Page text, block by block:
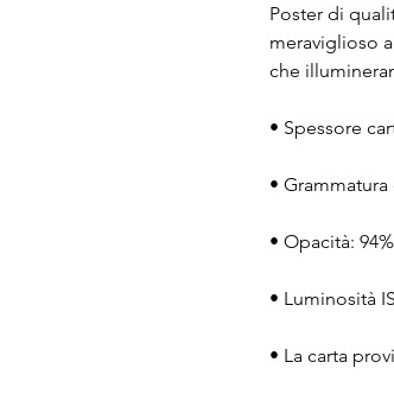
Poster di
meraviglioso
che
• Spessore
•
• Opacità: 94%
• Luminosità
• La carta